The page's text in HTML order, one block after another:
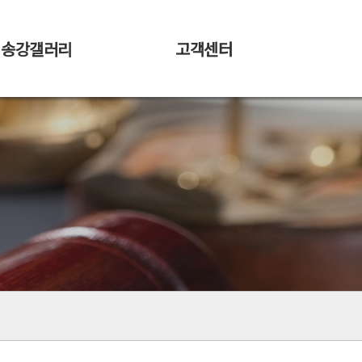
송강갤러리 고객센터